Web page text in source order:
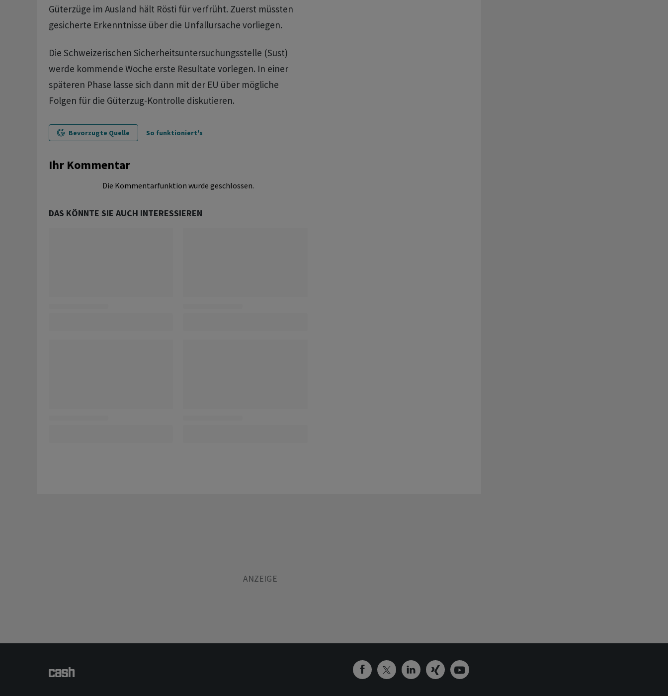
Güterzüge im Ausland hält Rösti für verfrüht. Zuerst müssten
gesicherte Erkenntnisse über die Unfallursache vorliegen.
Die Schweizerischen Sicherheitsuntersuchungsstelle (Sust)
werde kommende Woche erste Resultate vorlegen. In einer
späteren Phase lasse sich dann mit der EU über mögliche
Folgen für die Güterzug-Kontrolle diskutieren.
Bevorzugte Quelle So funktioniert's
Ihr Kommentar
Die Kommentarfunktion wurde geschlossen.
DAS KÖNNTE SIE AUCH INTERESSIEREN